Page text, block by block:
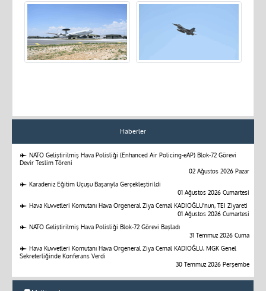
Haberler
NATO Geliştirilmiş Hava Polisliği (Enhanced Air Policing-eAP) Blok-72 Görevi
Devir Teslim Töreni
02 Ağustos 2026 Pazar
Karadeniz Eğitim Uçuşu Başarıyla Gerçekleştirildi
01 Ağustos 2026 Cumartesi
Hava Kuvvetleri Komutanı Hava Orgeneral Ziya Cemal KADIOĞLU'nun, TEI Ziyareti
01 Ağustos 2026 Cumartesi
NATO Geliştirilmiş Hava Polisliği Blok-72 Görevi Başladı
31 Temmuz 2026 Cuma
Hava Kuvvetleri Komutanı Hava Orgeneral Ziya Cemal KADIOĞLU, MGK Genel
Sekreterliğinde Konferans Verdi
30 Temmuz 2026 Perşembe